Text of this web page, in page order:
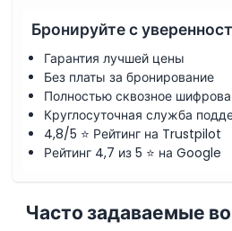
Бронируйте с
Гарантия лучшей цены
Без платы за бронирование
Полностью сквозное
Круглосуточная служба
4,8/5 ⭐ Рейтинг на Trustpilot
Рейтинг 4,7 из 5 ⭐ на Google
Часто задаваемые